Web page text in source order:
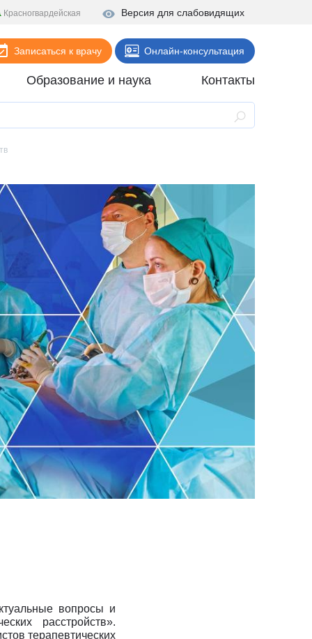
Версия для слабовидящих
Красногвардейская
Записаться к врачу Онлайн-консультация
Стационар
Реабилитация
Стоматология
Скорая помощь
Онлайн-услуги
Клиника Check-up
Центр профессиональной
патологии
Образование и наука Контакты
вопросы и
расстройств».
терапевтических